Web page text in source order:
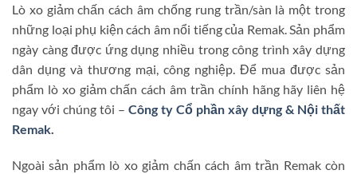
Lò xo giảm chấn cách âm chống rung trần/sàn là một trong
những loại phụ kiện cách âm nổi tiếng của Remak. Sản phẩm
ngày càng được ứng dụng nhiều trong công trình xây dựng
dân dụng và thương mại, công nghiệp. Để mua được sản
phẩm lò xo giảm chấn cách âm trần chính hãng hãy liên hệ
ngay với chúng tôi – Công ty Cổ phần xây dựng & Nội thất
Remak.
Ngoài sản phẩm lò xo giảm chấn cách âm trần Remak còn